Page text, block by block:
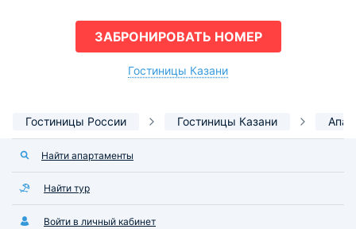
ЗАБРОНИРОВАТЬ НОМЕР
Гостиницы Казани
Гостиницы России Гостиницы Казани
Найти апартаменты
Найти тур
Войти в личный кабинет